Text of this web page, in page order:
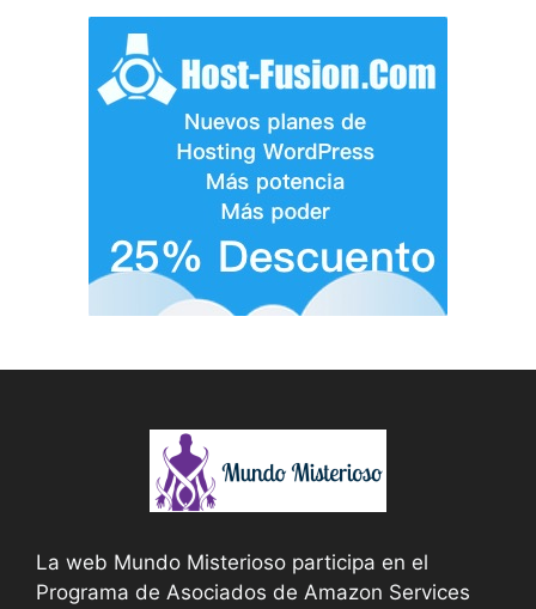
La web Mundo Misterioso participa en el
Programa de Asociados de Amazon Services